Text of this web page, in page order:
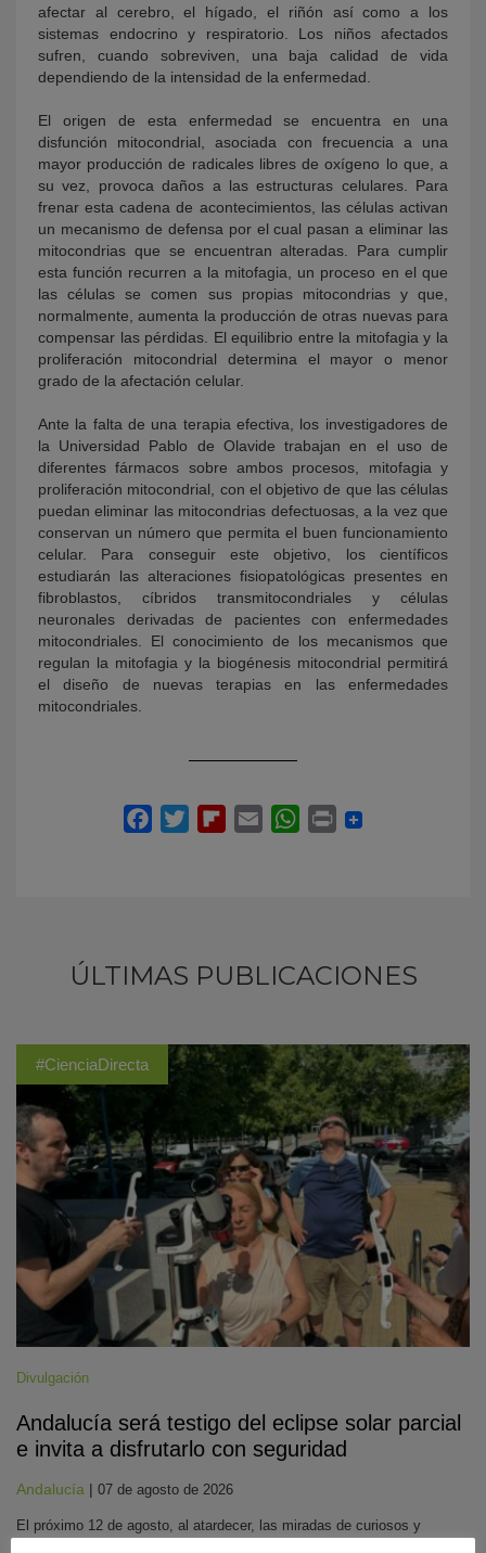
afectar al cerebro, el hígado, el riñón así como a los
sistemas endocrino y respiratorio. Los niños afectados
sufren, cuando sobreviven, una baja calidad de vida
dependiendo de la intensidad de la enfermedad.
El origen de esta enfermedad se encuentra en una
disfunción mitocondrial, asociada con frecuencia a una
mayor producción de radicales libres de oxígeno lo que, a
su vez, provoca daños a las estructuras celulares. Para
frenar esta cadena de acontecimientos, las células activan
un mecanismo de defensa por el cual pasan a eliminar las
mitocondrias que se encuentran alteradas. Para cumplir
esta función recurren a la mitofagia, un proceso en el que
las células se comen sus propias mitocondrias y que,
normalmente, aumenta la producción de otras nuevas para
compensar las pérdidas. El equilibrio entre la mitofagia y la
proliferación mitocondrial determina el mayor o menor
grado de la afectación celular.
Ante la falta de una terapia efectiva, los investigadores de
la Universidad Pablo de Olavide trabajan en el uso de
diferentes fármacos sobre ambos procesos, mitofagia y
proliferación mitocondrial, con el objetivo de que las células
puedan eliminar las mitocondrias defectuosas, a la vez que
conservan un número que permita el buen funcionamiento
celular. Para conseguir este objetivo, los científicos
estudiarán las alteraciones fisiopatológicas presentes en
fibroblastos, cíbridos transmitocondriales y células
neuronales derivadas de pacientes con enfermedades
mitocondriales. El conocimiento de los mecanismos que
regulan la mitofagia y la biogénesis mitocondrial permitirá
el diseño de nuevas terapias en las enfermedades
mitocondriales.
ÚLTIMAS PUBLICACIONES
#CienciaDirecta
Divulgación
Andalucía será testigo del eclipse solar parcial
e invita a disfrutarlo con seguridad
Andalucía | 07 de agosto de 2026
El próximo 12 de agosto, al atardecer, las miradas de curiosos y